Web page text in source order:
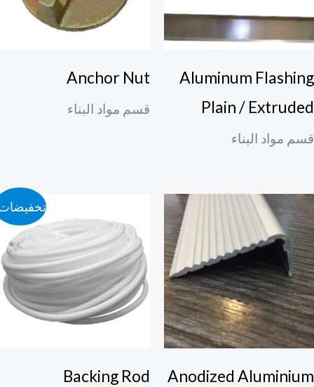
Aluminum
Plain /
مواد البناء
Anchor Nut
قسم مواد البناء
Anodized
تخفيضات!
Backing Rod